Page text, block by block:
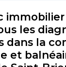
les
dans la
et